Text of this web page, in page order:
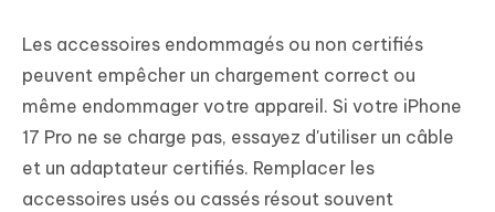
Les accessoires endommagés ou non certifiés
peuvent empêcher un chargement correct ou
même endommager votre appareil. Si votre iPhone
17 Pro ne se charge pas, essayez d'utiliser un câble
et un adaptateur certifiés. Remplacer les
accessoires usés ou cassés résout souvent